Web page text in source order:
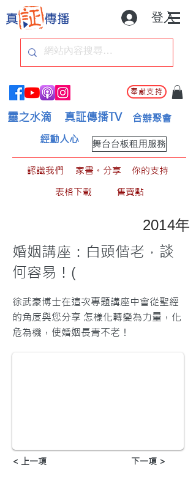
登入
奉獻支持
靈之水滴 真証傳播TV 合辦聚會
舞台台板租用服務
經動人心
認識我們 家書。分享
你的支持
表格下載
售賣點
2014年
婚姻講座：白頭偕老，談
何容易！(
徐武豪博士在這次專題講座中會從聖經
的角度與您分享 怎樣化轉變為力量，化
危為機，使婚姻長青不老！
< 上一項 下一項 >